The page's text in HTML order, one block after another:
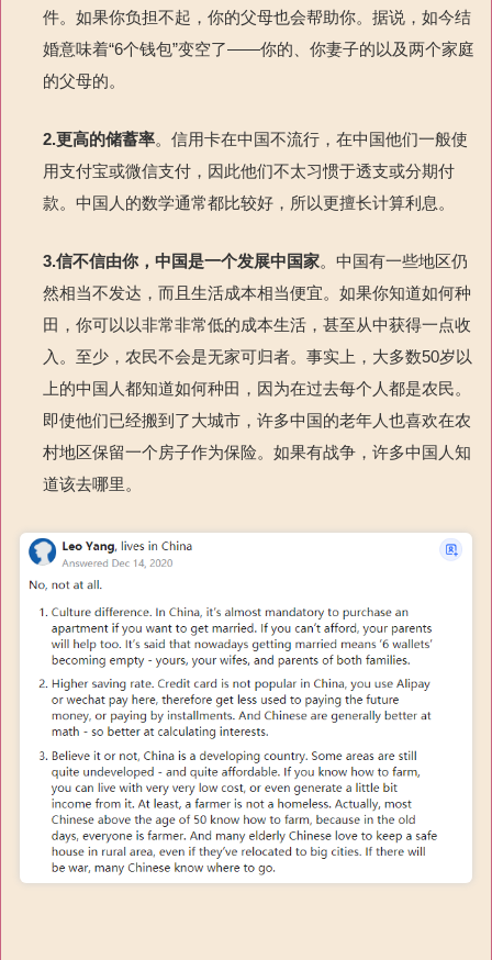
件。如果你负担不起，你的父母也会帮助你。据说，如今结
婚意味着“6个钱包”变空了——你的、你妻子的以及两个家庭
的父母的。
2.更高的储蓄率。信用卡在中国不流行，在中国他们一般使
用支付宝或微信支付，因此他们不太习惯于透支或分期付
款。中国人的数学通常都比较好，所以更擅长计算利息。
3.信不信由你，中国是一个发展中国家。中国有一些地区仍
然相当不发达，而且生活成本相当便宜。如果你知道如何种
田，你可以以非常非常低的成本生活，甚至从中获得一点收
入。至少，农民不会是无家可归者。事实上，大多数50岁以
上的中国人都知道如何种田，因为在过去每个人都是农民。
即使他们已经搬到了大城市，许多中国的老年人也喜欢在农
村地区保留一个房子作为保险。如果有战争，许多中国人知
道该去哪里。